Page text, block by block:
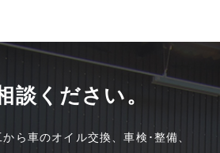
談ください。
ら車のオイル交換、車検･整備、